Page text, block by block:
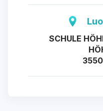
SCHULE